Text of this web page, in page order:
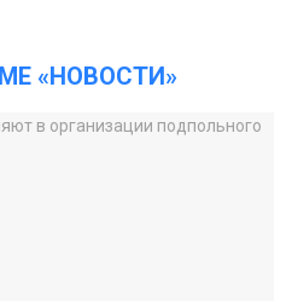
«НОВОСТИ»